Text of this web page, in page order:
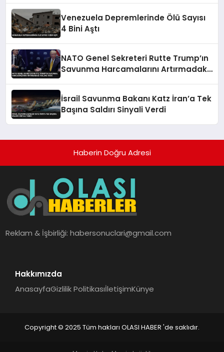
Venezuela Depremlerinde Ölü Sayısı
4 Bini Aştı
NATO Genel Sekreteri Rutte Trump’ın
Savunma Harcamalarını Artırmadaki
İsrail Savunma Bakanı Katz İran’a Tek
Başına Saldırı Sinyali Verdi
Haberin Doğru Adresi
Reklam & İşbirliği:habersonuclari@gmail.com
Hakkımızda
AnasayfaGizlilik PolitikasıİletişimKünye
Copyright © 2025 Tüm hakları OLASI HABER 'de saklıdır.